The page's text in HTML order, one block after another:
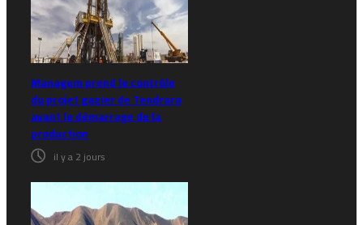
Managem prend le contrôle
du projet gazier de Tendrara
avant le démarrage de la
production
il y a 2 jours